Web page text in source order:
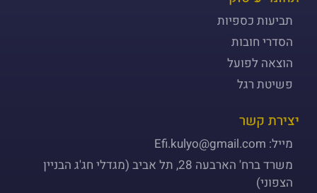
תביעות כספיות
הסדרי חובות
הוצאה לפועל
פשיטת רגל
יצירת קשר
מייל: Efi.kulyo@gmail.com
משרד ברח' הארבעה 28, תל אביב (מגדלי חג'ג הבניין
הצפוני)